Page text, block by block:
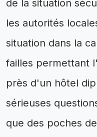
de la situation
les autorités
situation dans la
failles permettant
près d'un hôtel
sérieuses
que des poches